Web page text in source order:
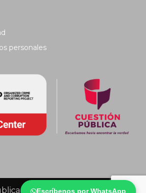
Escríbenos por WhatsApp
personales
2018 - Todos los derechos